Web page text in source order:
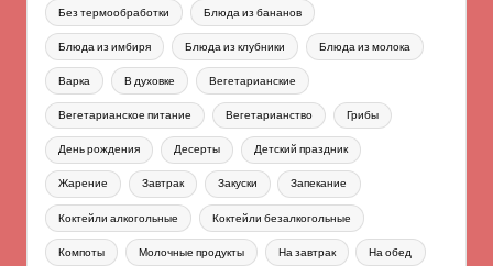
Без термообработки Блюда из бананов
Блюда из имбиря Блюда из клубники Блюда из молока
Варка В духовке Вегетарианские
Вегетарианское питание Вегетарианство Грибы
День рождения Десерты Детский праздник
Жарение Завтрак Закуски Запекание
Коктейли алкогольные Коктейли безалкогольные
Компоты Молочные продукты На завтрак На обед